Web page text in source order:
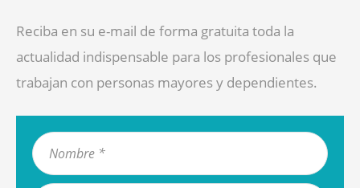
Reciba en su e-mail de forma gratuita toda la
actualidad indispensable para los profesionales que
trabajan con personas mayores y dependientes.